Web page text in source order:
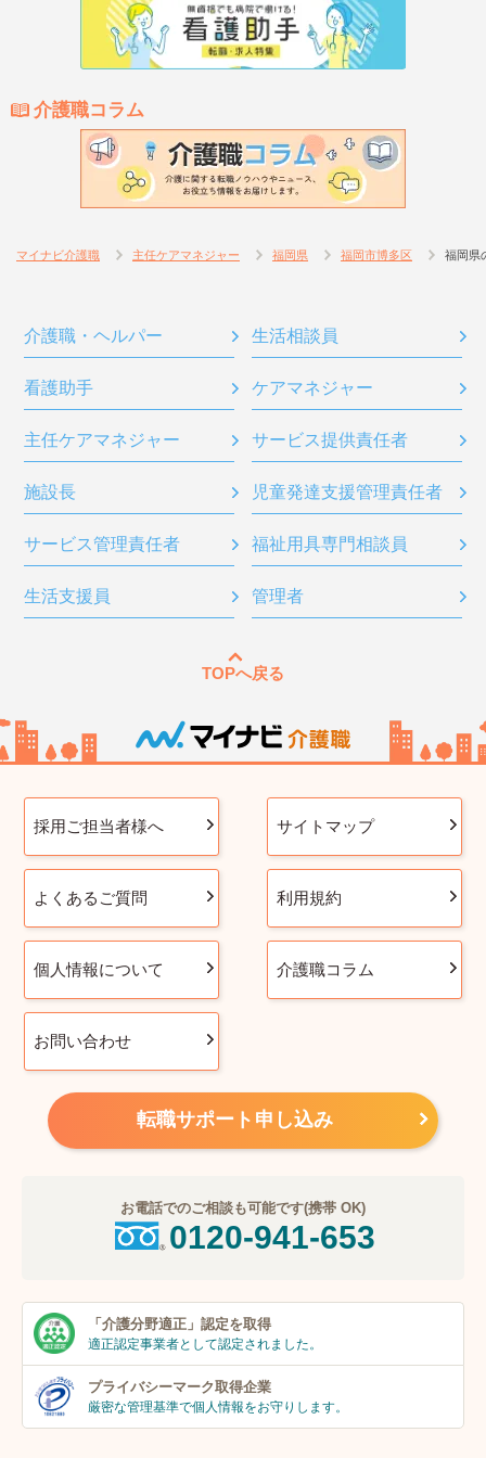
介護職コラム
マイナビ介護職 主任ケアマネジャー 福岡県 福岡市博多区 福岡県
介護職・ヘルパー 生活相談員
看護助手 ケアマネジャー
主任ケアマネジャー サービス提供責任者
施設長 児童発達支援管理責任者
サービス管理責任者 福祉用具専門相談員
生活支援員 管理者
TOPへ戻る
採用ご担当者様へ サイトマップ
よくあるご質問 利用規約
個人情報について 介護職コラム
お問い合わせ
転職サポート申し込み
お電話でのご相談も可能です(携帯 OK)
0120-941-653
「介護分野適正」 認定を取得
適正認定事業者として認定されました。
プライバシーマーク取得企業
厳密な管理基準で個人情報をお守りします。